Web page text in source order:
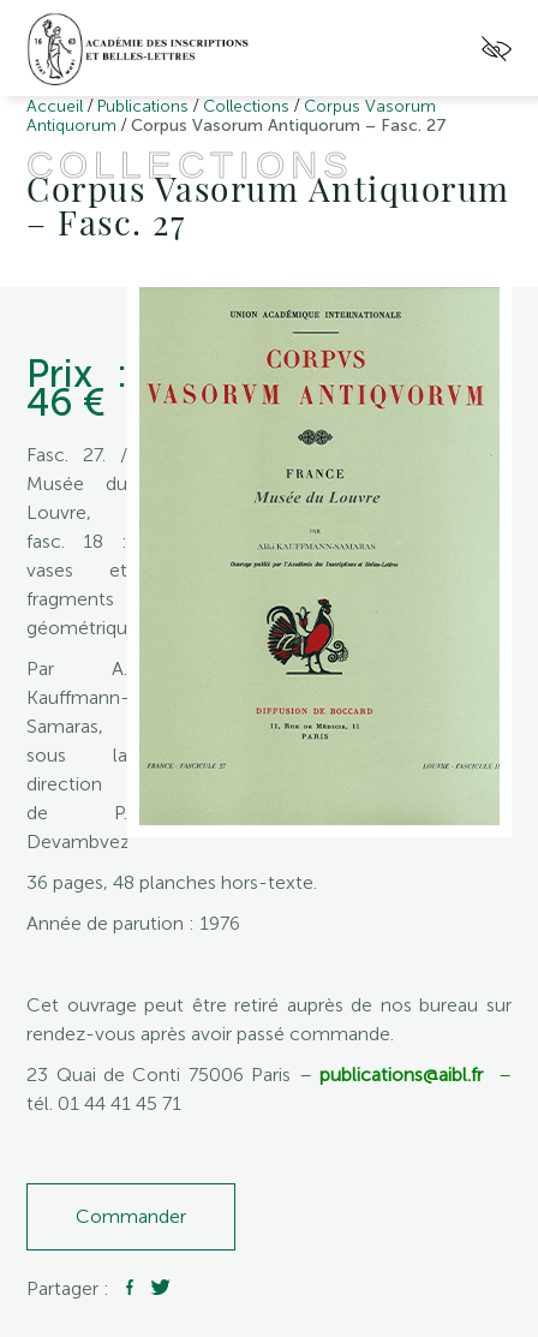
Accueil / Publications / Collections / Corpus Vasorum
Antiquorum /Corpus Vasorum Antiquorum – Fasc. 27
COLLECTIONS
Corpus Vasorum Antiquorum
– Fasc. 27
Prix :
46 €
Fasc. 27. /
Musée du
Louvre,
fasc. 18 :
vases et
fragments
géométriques.
Par A.
Kauffmann-
Samaras,
sous la
direction
de P.
Devambvez.
36 pages, 48 planches hors-texte.
Année de parution : 1976
Cet ouvrage peut être retiré auprès de nos bureau sur
rendez-vous après avoir passé commande.
23 Quai de Conti 75006 Paris – publications@aibl.fr–
tél. 01 44 41 45 71
Commander
Partager :